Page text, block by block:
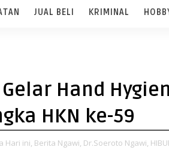
JUAL BELI KRIMINAL
Hand
HKN ke-59
Hari ini, Berita Ngawi, Dr.Soeroto Ngawi,